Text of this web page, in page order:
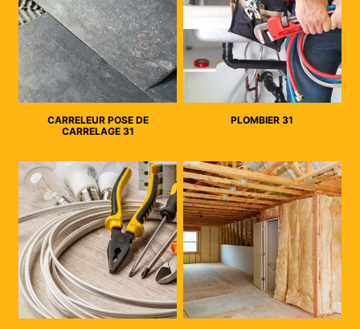
CARRELEUR POSE DE
CARRELAGE 31
PLOMBIER 31